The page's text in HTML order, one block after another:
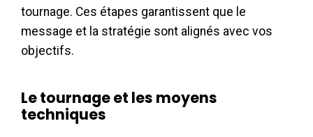
tournage. Ces étapes garantissent que le
message et la stratégie sont alignés avec vos
objectifs.
Le tournage et les moyens
techniques